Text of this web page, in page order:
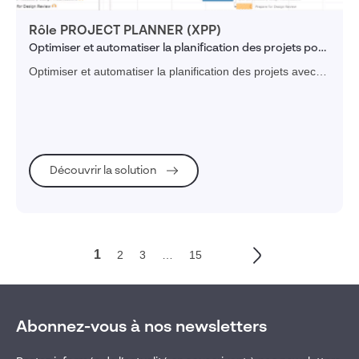
DELMIA
SPREAD
Fonction (obsolète)
Rôle PROJECT PLANNER (XPP)
Optimiser et automatiser la planification des projets pour
améliorer la collaboration et respecter les échéances
Optimiser et automatiser la planification des projets avec
Découvrir la solution
1 2 3 15
Abonnez-vous à nos newsletters